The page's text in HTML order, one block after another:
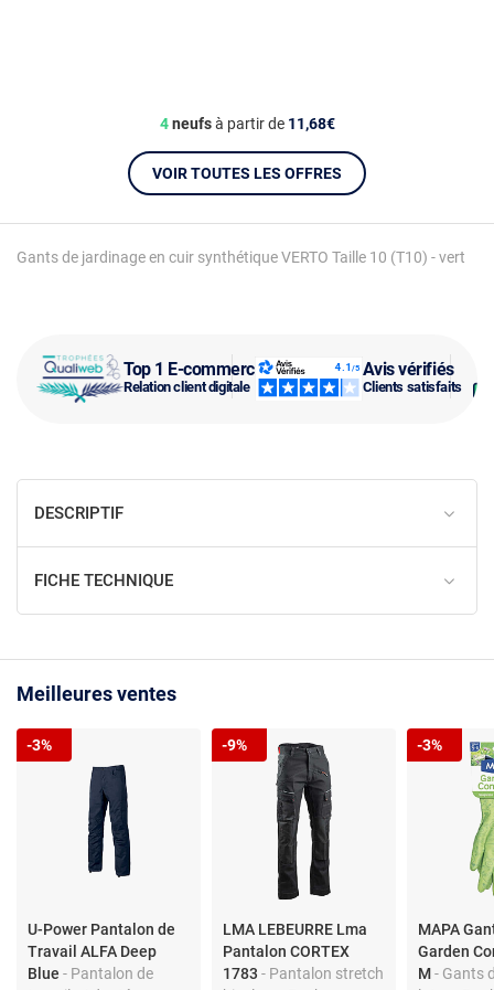
Top 1 E-commerce
Relation client digitale
Avis vérifiés
Clients satisfaits
Gants de jardinage en cuir synthétique VERTO Taille 10 (T10) - vert
4neufsà partir de 11,68€
VOIR TOUTES LES OFFRES
DESCRIPTIF
FICHE TECHNIQUE
Meilleures ventes
U-Power Pantalon de
Travail ALFA Deep
Blue - Pantalon de
-3%
LMA LEBEURRE Lma
Pantalon CORTEX
1783- Pantalon stretch
-9%
MAPA
Garden
M- Gants
-3%